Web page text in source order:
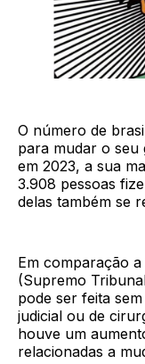
O número de
para mudar o
em 2023, a sua
3.908 pessoas
delas também se
Em comparação
(Supremo
pode ser feita
judicial ou de
houve um
relacionadas a